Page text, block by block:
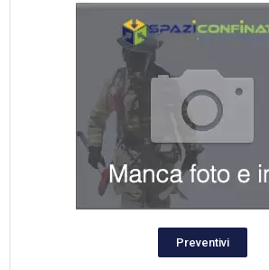
Preventivi